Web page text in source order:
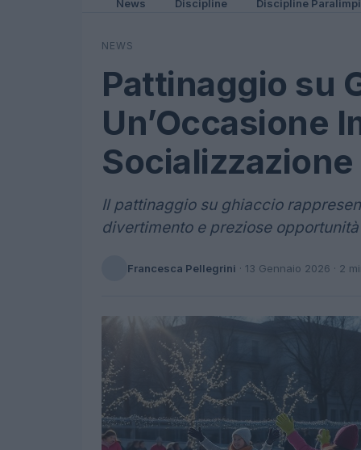
News Discipline Discipline
NEWS
Pattinaggio su
Un’Occasione
Il pattinaggio su ghiaccio
divertimento e preziose
Francesca Pellegrini · 13 Gennaio 2026 · 2